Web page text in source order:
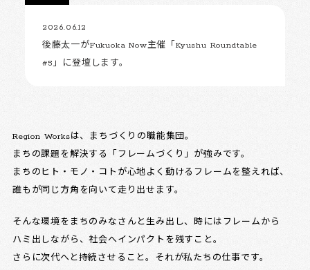
2026.06.12
後藤太一がFukuoka Now主催「Kyushu Roundtable
#5」に登壇します。
Region Worksは、まちづくりの職能集団。
まちの課題を解決する「フレームづくり」が強みです。
まちのヒト・モノ・コトが心地よく動けるフレームを整えれば、
誰もが同じ方角を向いて走り出せます。
そんな環境をまちのみなさんと生み出し、時にはフレームから
ハミ出しながら、社会へインパクトを残すこと。
さらに次代へと持続させること。それが私たちの仕事です。